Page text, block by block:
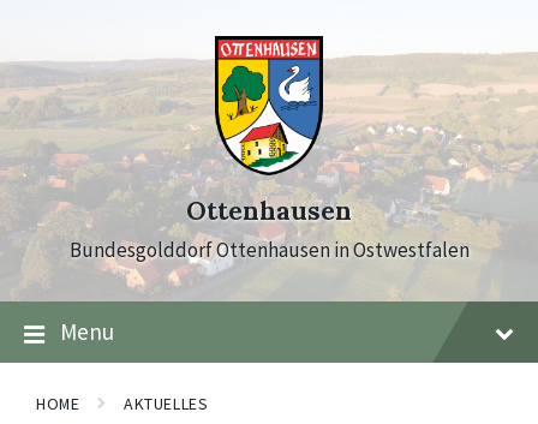
content
main
navigation
footer
Ottenhausen
Bundesgolddorf Ottenhausen in Ostwestfalen
Menu
HOME AKTUELLES